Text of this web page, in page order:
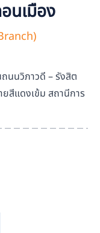
นเมือง
นนวิภาวดี – รังสิต
สีแดงเข้ม สถานีการ